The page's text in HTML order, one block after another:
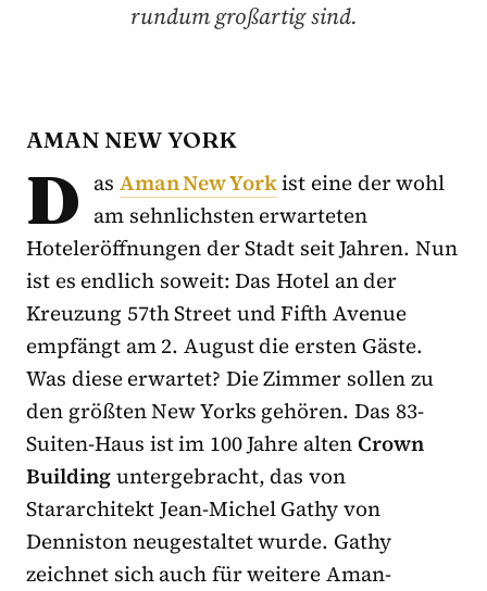
rundum großartig sind.
AMAN NEW YORK
D as Aman New Yorkist eine der wohl
am sehnlichsten erwarteten
Hoteleröffnungen der Stadt seit Jahren. Nun
ist es endlich soweit: Das Hotel an der
Kreuzung 57th Street und Fifth Avenue
empfängt am 2. August die ersten Gäste.
Was diese erwartet? Die Zimmer sollen zu
den größten New Yorks gehören. Das 83-
Suiten-Haus ist im 100 Jahre altenCrown
Buildinguntergebracht, das von
Stararchitekt Jean-Michel Gathy von
Denniston neugestaltet wurde. Gathy
zeichnet sich auch für weitere Aman-